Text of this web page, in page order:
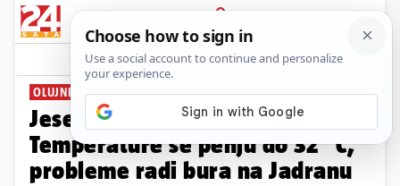
PRIJAVA
News Komentari
OLUJNI UDARI
Jesen će još malo pričekati!
Temperature se penju do 32 °C,
probleme radi bura na Jadranu